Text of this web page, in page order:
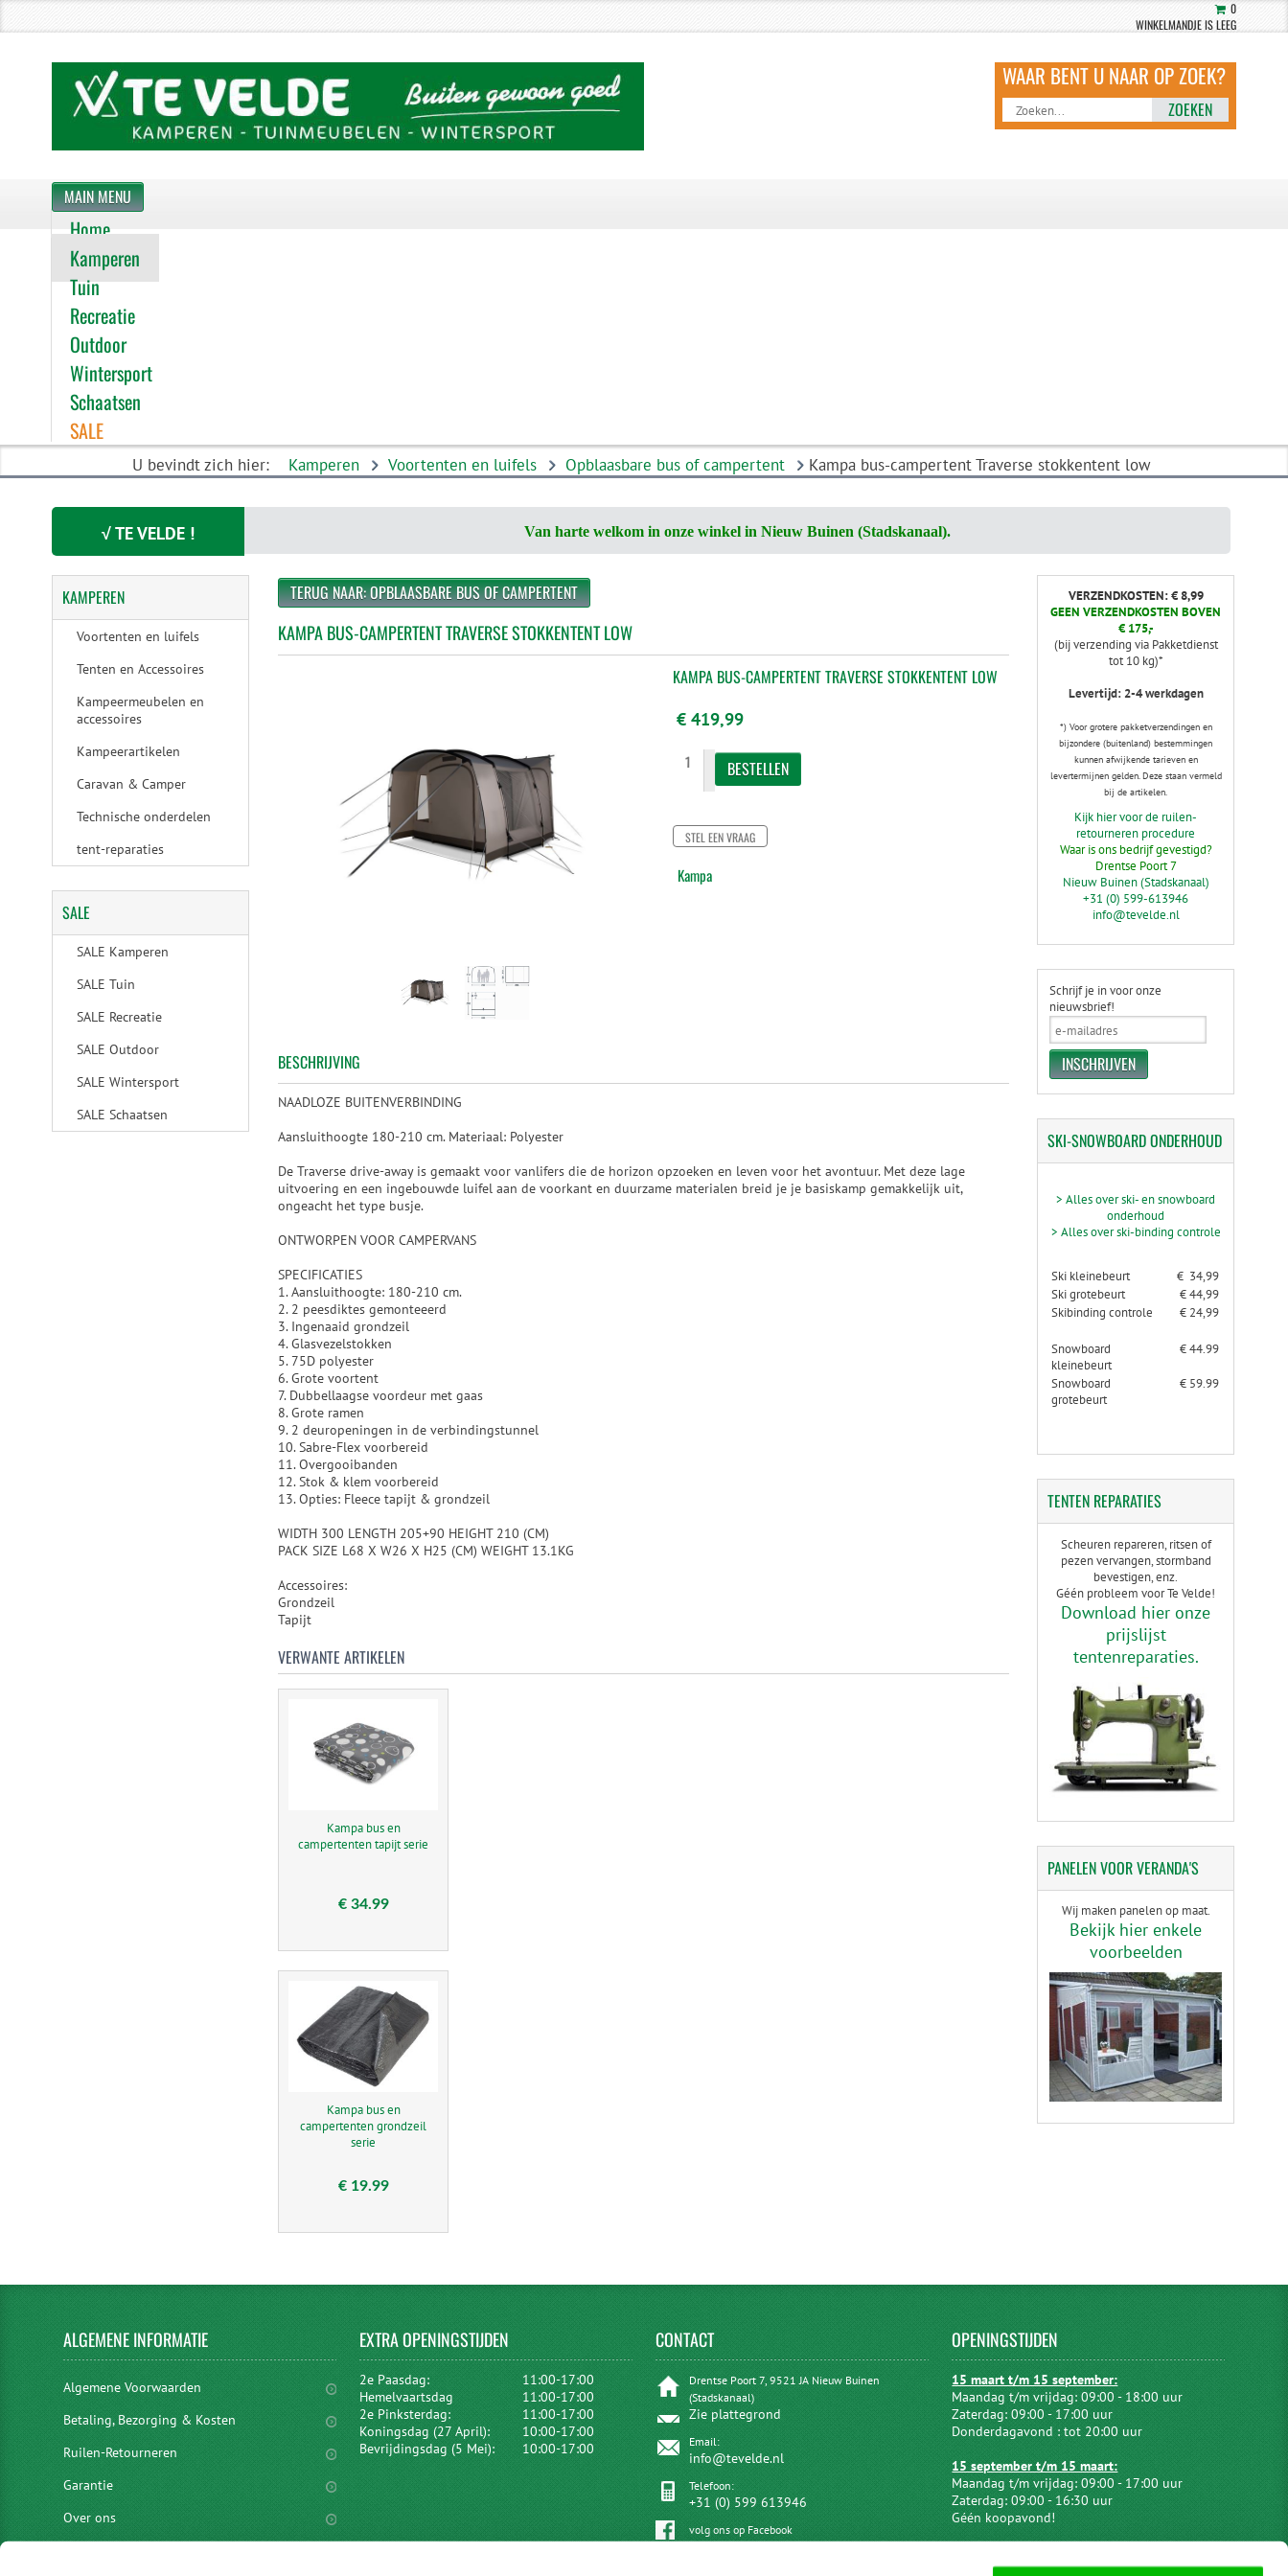
0
WINKELMANDJE IS LEEG
ZOEKEN
MAIN MENU
Home
Kamperen
Tuin
Recreatie
Outdoor
Wintersport
Schaatsen
SALE
U bevindt zich hier: Kamperen Voortenten en luifels Opblaasbare bus of campertent Kampa bus-campertent Traverse stokkentent low
√ TE VELDE ! Van harte welkom in onze winkel in Nieuw Buinen (Stadskanaal).
TERUG NAAR: OPBLAASBARE BUS OF CAMPERTENT
KAMPA BUS-CAMPERTENT TRAVERSE STOKKENTENT LOW
KAMPA BUS-CAMPERTENT TRAVERSE STOKKENTENT LOW
€ 419,99
STEL EEN VRAAG
Kampa
BESCHRIJVING
NAADLOZE BUITENVERBINDING
Aansluithoogte 180-210 cm. Materiaal: Polyester
De Traverse drive-away is gemaakt voor vanlifers die de horizon opzoeken en leven voor het avontuur. Met deze lage
uitvoering en een ingebouwde luifel aan de voorkant en duurzame materialen breid je je basiskamp gemakkelijk uit,
ongeacht het type busje.
ONTWORPEN VOOR CAMPERVANS
SPECIFICATIES
1. Aansluithoogte: 180-210 cm.
2. 2 peesdiktes gemonteeerd
3. Ingenaaid grondzeil
4. Glasvezelstokken
5. 75D polyester
6. Grote voortent
7. Dubbellaagse voordeur met gaas
8. Grote ramen
9. 2 deuropeningen in de verbindingstunnel
10. Sabre-Flex voorbereid
11. Overgooibanden
12. Stok & klem voorbereid
13. Opties: Fleece tapijt & grondzeil
WIDTH 300 LENGTH 205+90 HEIGHT 210 (CM)
PACK SIZE L68 X W26 X H25 (CM) WEIGHT 13.1KG
Accessoires:
Grondzeil
Tapijt
VERWANTE ARTIKELEN
Kampa bus en
campertenten tapijt serie
€ 34.99
Kampa bus en
campertenten grondzeil
serie
€ 19.99
KAMPEREN
Voortenten en luifels
Tenten en Accessoires
Kampeermeubelen en
accessoires
Kampeerartikelen
Caravan & Camper
Technische onderdelen
tent-reparaties
SALE
SALE Kamperen
SALE Tuin
SALE Recreatie
SALE Outdoor
SALE Wintersport
SALE Schaatsen
VERZENDKOSTEN: € 8,99
GEEN VERZENDKOSTEN BOVEN
€ 175,-
(bij verzending via Pakketdienst
tot 10 kg)*
Levertijd: 2-4 werkdagen
*) Voor grotere pakketverzendingen en
bijzondere (buitenland) bestemmingen
kunnen afwijkende tarieven en
levertermijnen gelden. Deze staan vermeld
bij de artikelen.
Kijk hier voor de ruilen-
retourneren procedure
Waar is ons bedrijf gevestigd?
Drentse Poort 7
Nieuw Buinen (Stadskanaal)
+31 (0) 599-613946
info@tevelde.nl
Schrijf je in voor onze
nieuwsbrief!
SKI-SNOWBOARDONDERHOUD
> Alles over ski- en snowboard
onderhoud
> Alles over ski-binding controle
Ski kleinebeurt
€ 34,99
Ski grotebeurt
€ 44,99
Skibinding controle
€ 24,99
Snowboard
kleinebeurt
€ 44.99
Snowboard
grotebeurt
€ 59.99
TENTEN REPARATIES
Scheuren repareren, ritsen of
pezen vervangen, stormband
bevestigen, enz.
Géén probleem voor Te Velde!
Download hier onze
prijslijst
tentenreparaties.
PANELENVOOR VERANDA'S
Wij maken panelen op maat.
Bekijk hier enkele
voorbeelden
ALGEMENEINFORMATIE
Algemene Voorwaarden
Betaling, Bezorging & Kosten
Ruilen-Retourneren
Garantie
Over ons
EXTRAOPENINGSTIJDEN
2e Paasdag:
11:00-17:00
Hemelvaartsdag
11:00-17:00
2e Pinksterdag:
11:00-17:00
Koningsdag (27 April):
10:00-17:00
Bevrijdingsdag (5 Mei):
10:00-17:00
CONTACT
Drentse Poort 7, 9521 JA Nieuw Buinen
(Stadskanaal)
Zie plattegrond
Email:
info@tevelde.nl
Telefoon:
+31 (0) 599 613946
volg ons op Facebook
OPENINGSTIJDEN
15 maart t/m 15 september:
Maandag t/m vrijdag: 09:00 - 18:00 uur
Zaterdag: 09:00 - 17:00 uur
Donderdagavond : tot 20:00 uur
15 september t/m 15 maart:
Maandag t/m vrijdag: 09:00 - 17:00 uur
Zaterdag: 09:00 - 16:30 uur
Géén koopavond!